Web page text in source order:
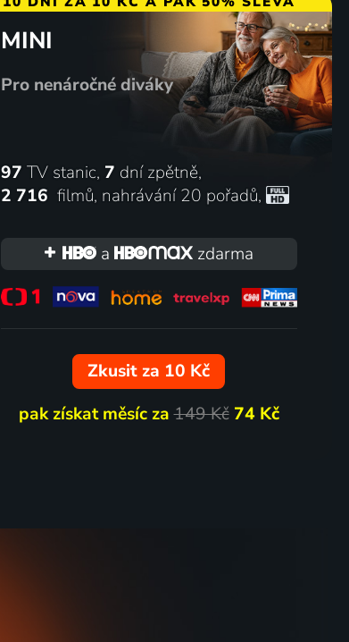
MINI
Pro nenáročné diváky
97 TV stanic, 7 dní zpětně,
2 716 filmů, nahrávání 20 pořadů,
a zdarma
Zkusit za 10 Kč
pak získat měsíc za149 Kč 74 Kč